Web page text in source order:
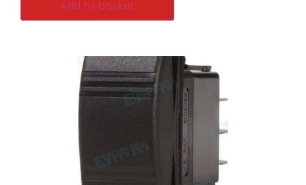
Add to basket